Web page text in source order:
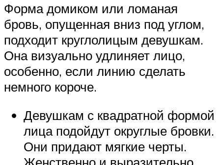
Форма домиком или ломаная
бровь, опущенная вниз под углом,
подходит круглолицым девушкам.
Она визуально удлиняет лицо,
особенно, если линию сделать
немного короче.
Девушкам с квадратной формой
лица подойдут округлые бровки.
Они придают мягкие черты.
Женственно и выразительно